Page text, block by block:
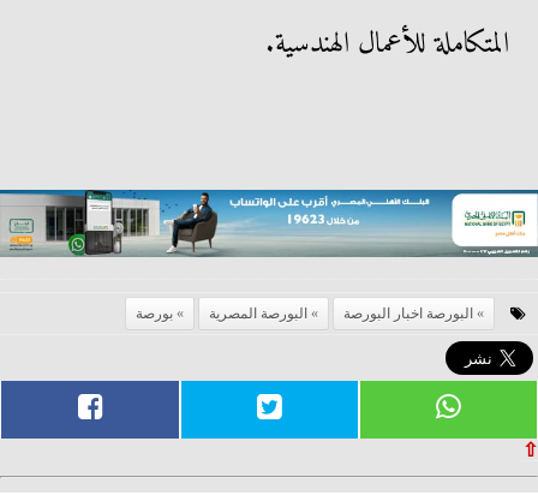
المتكاملة للأعمال الهندسية.
البورصة اخبار البورصة البورصة المصرية بورصة
⇧